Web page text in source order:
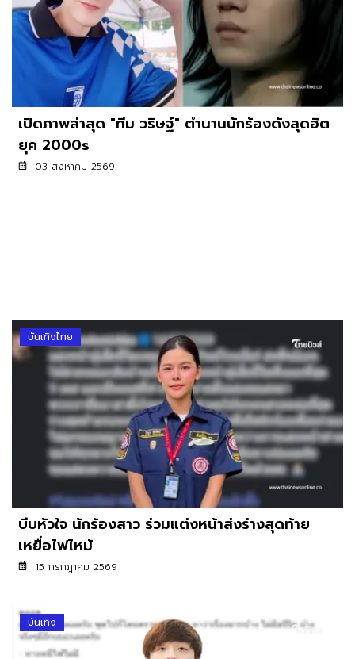
เปิดภาพล่าสุด "ทีม วริษฐ์" ตำนานนักร้องดังสุดฮิต
ยุค 2000s
03 สิงหาคม 2569
บันเทิงไทย
บีบหัวใจ นักร้องสาว ร่วมแต่งหน้าส่งร่างสุดท้าย
เหยื่อไฟไหม้
15 กรกฎาคม 2569
บันเทิง